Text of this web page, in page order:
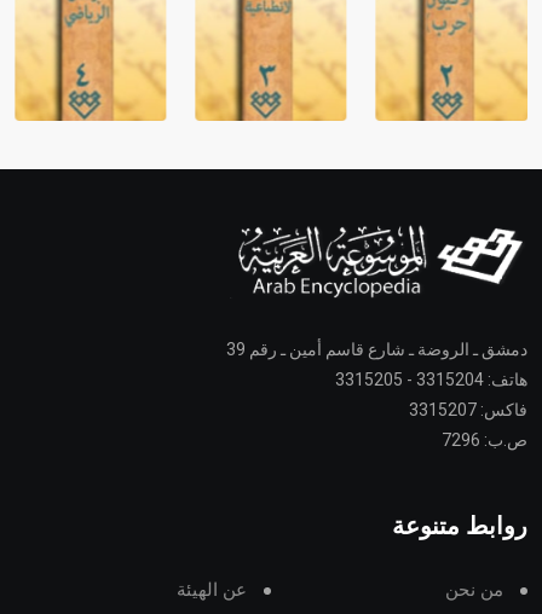
دمشق ـ الروضة ـ شارع قاسم أمين ـ رقم 39
هاتف: 3315204 - 3315205
فاكس: 3315207
ص.ب: 7296
روابط متنوعة
من نحن عن الهيئة